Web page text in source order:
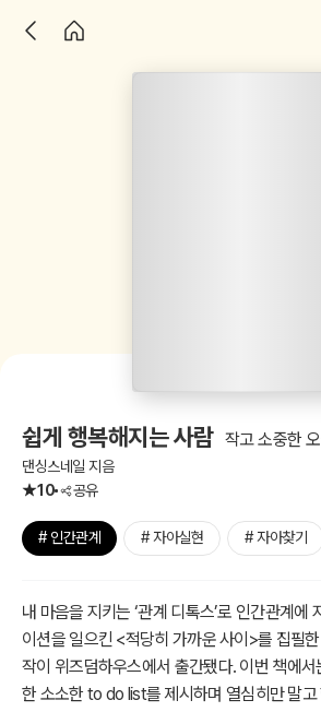
쉽게 행복해지는 사람 작고 소중한
댄싱스네일 지음
10
공유
# 인간관계 # 자아실현 # 자아찾기
내 마음을 지키는 ‘관계 디톡스’로 인간관계에
이션을 일으킨 <적당히 가까운 사이>를 집필
작이 위즈덤하우스에서 출간됐다. 이번 책에서
한 소소한 to do list를 제시하며 열심히만 말